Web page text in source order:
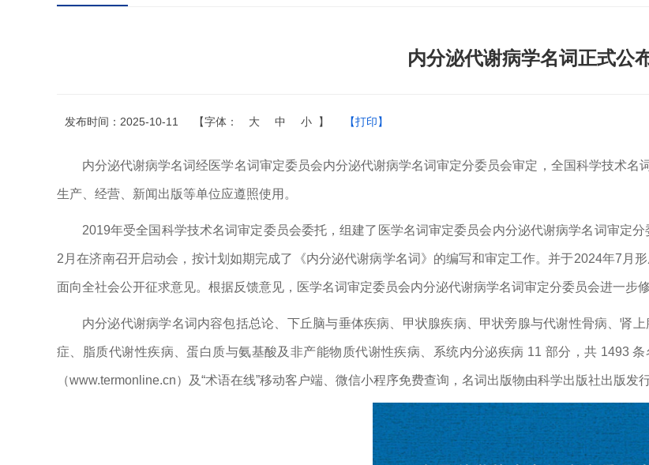
内分泌代谢病学名词正式公
发布时间：2025-10-11 【字体： 大 中 小 】 【打印】
内分泌代谢病学名词经医学名词审定委员会内分泌代谢病学名词审定分委员会审定，全国科学技术名
生产、经营、新闻出版等单位应遵照使用。
2019年受全国科学技术名词审定委员会委托，组建了医学名词审定委员会内分泌代谢病学名词审定
2月在济南召开启动会，按计划如期完成了《内分泌代谢病学名词》的编写和审定工作。并于2024年7月
面向全社会公开征求意见。根据反馈意见，医学名词审定委员会内分泌代谢病学名词审定分委员会进一步
内分泌代谢病学名词内容包括总论、下丘脑与垂体疾病、甲状腺疾病、甲状旁腺与代谢性骨病、肾
症、脂质代谢性疾病、蛋白质与氨基酸及非产能物质代谢性疾病、系统内分泌疾病 11 部分，共 1493
（www.termonline.cn）及“术语在线”移动客户端、微信小程序免费查询，名词出版物由科学出版社出版发行